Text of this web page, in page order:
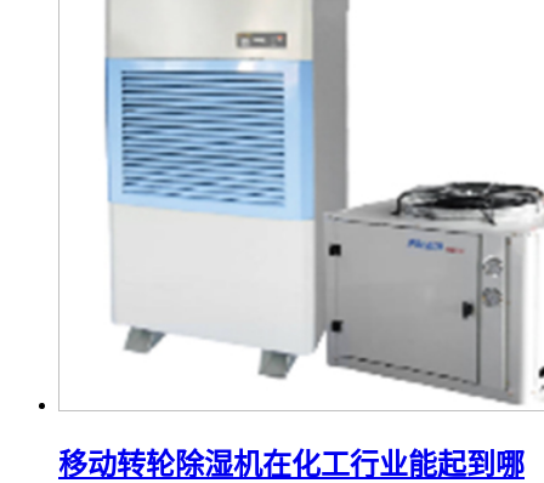
移动转轮除湿机在化工行业能起到哪